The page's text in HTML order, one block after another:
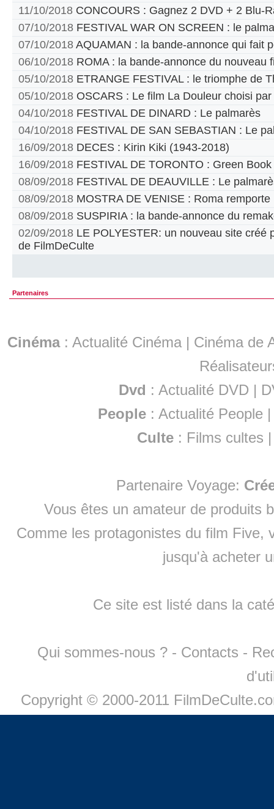
11/10/2018 CONCOURS : Gagnez 2 DVD + 2 Blu-
07/10/2018 FESTIVAL WAR ON SCREEN : le
07/10/2018 AQUAMAN : la bande-annonce qui fait
06/10/2018 ROMA : la bande-annonce du nouveau
05/10/2018 ETRANGE FESTIVAL : le triomphe de
05/10/2018 OSCARS : Le film La Douleur choisi
04/10/2018 FESTIVAL DE DINARD : Le palmarès
04/10/2018 FESTIVAL DE SAN SEBASTIAN : Le
16/09/2018 DECES : Kirin Kiki (1943-2018)
16/09/2018 FESTIVAL DE TORONTO : Green
08/09/2018 FESTIVAL DE DEAUVILLE : Le
08/09/2018 MOSTRA DE VENISE : Roma remporte
08/09/2018 SUSPIRIA : la bande-annonce du
02/09/2018 LE POLYESTER: un nouveau site créé
de FilmDeCulte
Partenaires
Cinéma: Actualité Cinéma | Cinéma de
Dvd : Actualité DVD |
People :Actualité People
Culte : Films cultes
Partenaire Voyage:
Vous êtes un amateur de produits
Comme les protagonistes du film Five,
jusqu'à acheter
Ce site est listé dans la
Qui sommes-nous ? - Contacts -
Copyright © 2000-2011